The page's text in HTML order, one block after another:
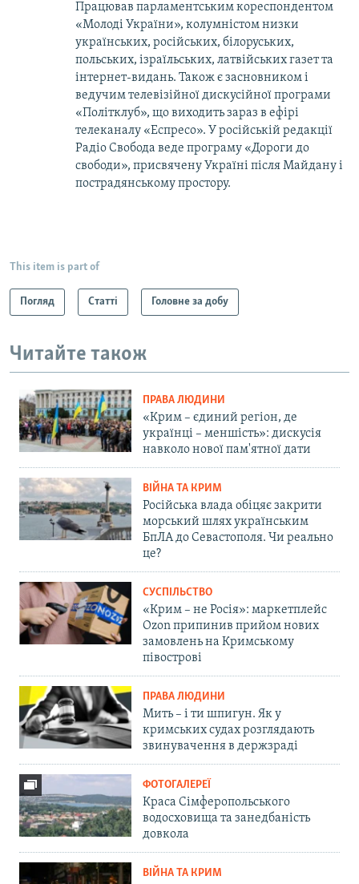
Працював парламентським кореспондентом
«Молоді України», колумністом низки
українських, російських, білоруських,
польських, ізраїльських, латвійських газет та
інтернет-видань. Також є засновником і
ведучим телевізійної дискусійної програми
«Політклуб», що виходить зараз в ефірі
телеканалу «Еспресо». У російській редакції
Радіо Свобода веде програму «Дороги до
свободи», присвячену Україні після Майдану і
пострадянському простору.
This item is part of
Погляд Статті Головне за добу
Читайте також
ПРАВА ЛЮДИНИ
«Крим – єдиний регіон, де
українці – меншість»: дискусія
навколо нової пам'ятної дати
ВІЙНА ТА КРИМ
Російська влада обіцяє закрити
морський шлях українським
БпЛА до Севастополя. Чи реально
це?
СУСПІЛЬСТВО
«Крим – не Росія»: маркетплейс
Ozon припинив прийом нових
замовлень на Кримському
півострові
ПРАВА ЛЮДИНИ
Мить – і ти шпигун. Як у
кримських судах розглядають
звинувачення в держзраді
ФОТОГАЛЕРЕЇ
Краса Сімферопольського
водосховища та занедбаність
довкола
ВІЙНА ТА КРИМ